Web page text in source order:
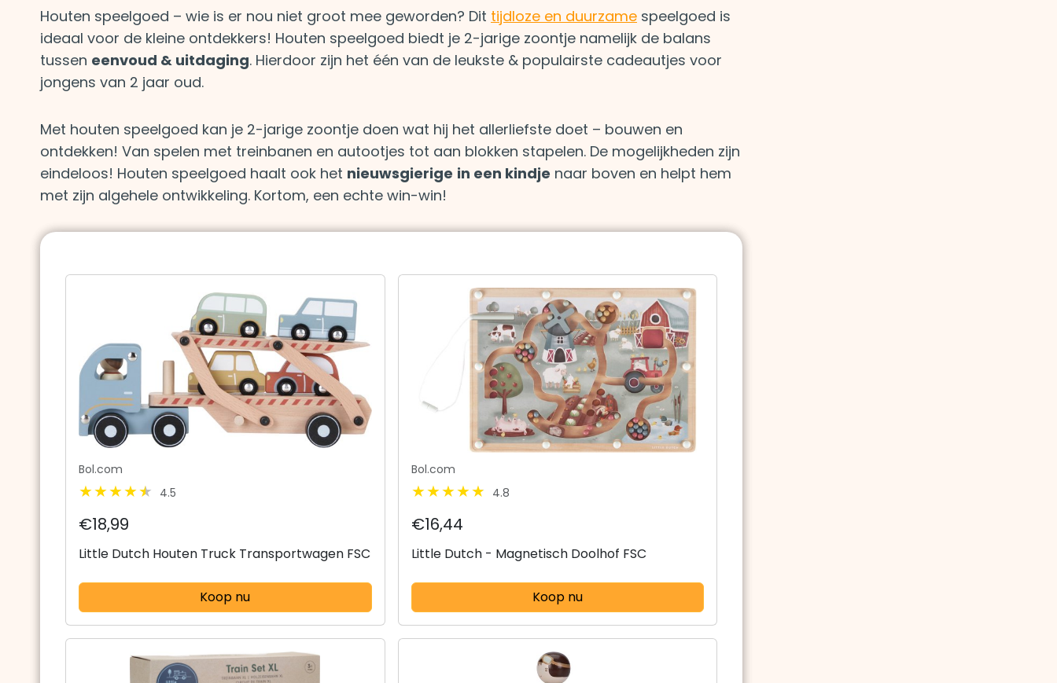
Houten speelgoed – wie is er nou niet groot mee geworden? Dit tijdloze en duurzame speelgoed is
ideaal voor de kleine ontdekkers! Houten speelgoed biedt je 2-jarige zoontje namelijk de balans
tussen eenvoud & uitdaging. Hierdoor zijn het één van de leukste & populairste cadeautjes voor
jongens van 2 jaar oud.
Met houten speelgoed kan je 2-jarige zoontje doen wat hij het allerliefste doet – bouwen en
ontdekken! Van spelen met treinbanen en autootjes tot aan blokken stapelen. De mogelijkheden zijn
eindeloos! Houten speelgoed haalt ook het nieuwsgierige in een kindje naar boven en helpt hem
met zijn algehele ontwikkeling. Kortom, een echte win-win!
Bol.com
4.5
€18,99
Little Dutch Houten Truck Transportwagen FSC
Koop nu
Bol.com
4.8
€16,44
Little Dutch - Magnetisch Doolhof FSC
Koop nu